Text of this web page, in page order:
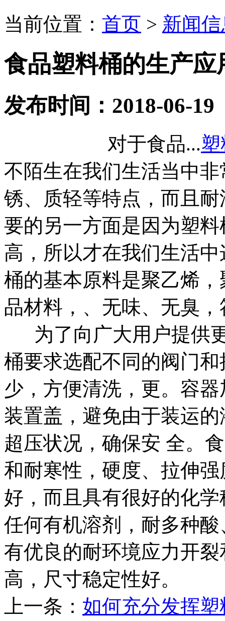
当前位置： 首页 > 新闻
食品塑料桶的生产
发布时间：2018-06-19
对于食品...
不陌生在我们生活当中
锈、质轻等特点，而且
要的另一方面是因为塑
高，所以才在我们生活
桶的基本原料是聚乙烯
品材料，、无味、无臭
为了向广大用户提供
桶要求选配不同的阀门
少，方便清洗，更。容
装置盖，避免由于装运
超压状况，确保安 全。
和耐寒性，硬度、拉伸
好，而且具有很好的化
任何有机溶剂，耐多种
有优良的耐环境应力开
高，尺寸稳定性好。
上一条： 如何充分发挥